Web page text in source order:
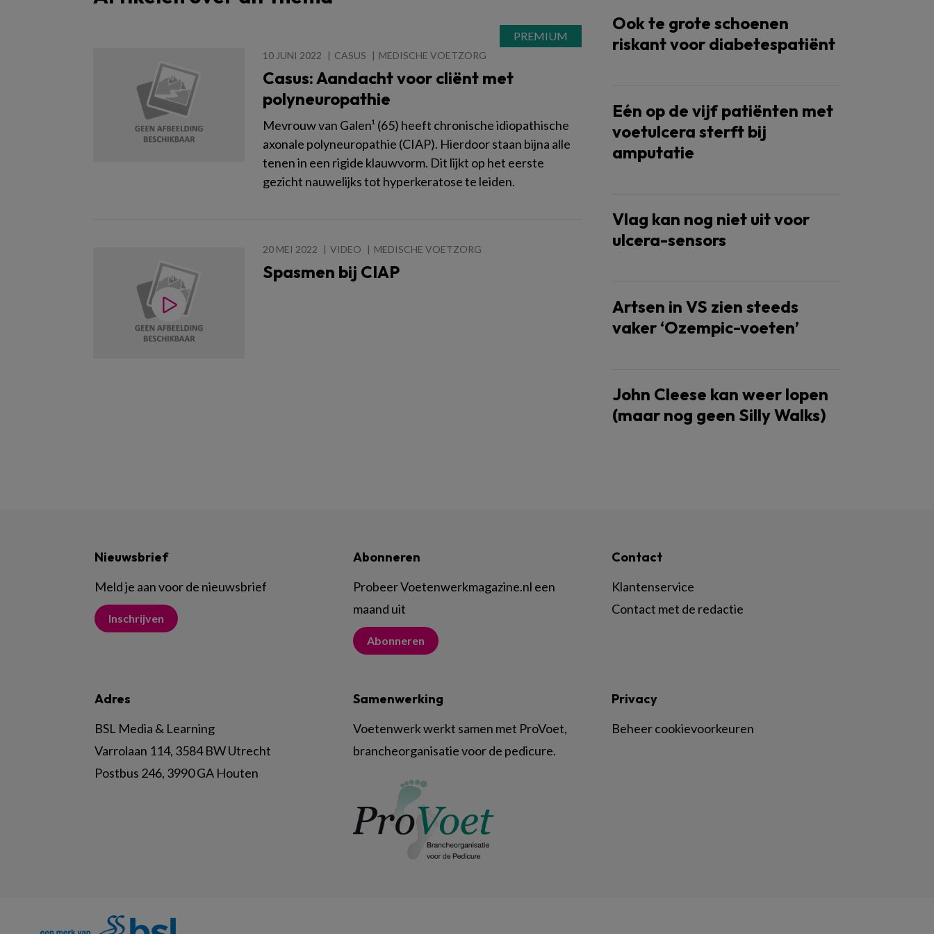
10 JUNI 2022 CASUS MEDISCHE VOETZORG
Casus: Aandacht voor cliënt met
polyneuropathie
Mevrouw van Galen¹ (65) heeft chronische idiopathische
axonale polyneuropathie (CIAP). Hierdoor staan bijna alle
tenen in een rigide klauwvorm. Dit lijkt op het eerste
gezicht nauwelijks tot hyperkeratose te leiden.
20 MEI 2022 VIDEO MEDISCHE VOETZORG
Spasmen bij CIAP
Ook te grote schoenen
riskant voor diabetespatiënt
Eén op de vijf patiënten met
voetulcera sterft bij
amputatie
Vlag kan nog niet uit voor
ulcera-sensors
Artsen in VS zien steeds
vaker ‘Ozempic-voeten’
John Cleese kan weer lopen
(maar nog geen Silly Walks)
Nieuwsbrief
Meld je aan voor de nieuwsbrief
Inschrijven
Abonneren
Probeer Voetenwerkmagazine.nl een
maand uit
Abonneren
Contact
Klantenservice
Contact met de redactie
Adres
BSL Media & Learning
Varrolaan 114, 3584 BW Utrecht
Postbus 246, 3990 GA Houten
Samenwerking
Voetenwerk werkt samen met ProVoet,
brancheorganisatie voor de pedicure.
Privacy
Beheer cookievoorkeuren